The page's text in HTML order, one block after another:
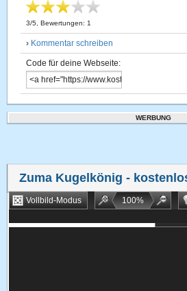
3/5 , Bewertungen: 1
› Kommentar schreiben
Code für deine Webseite:
WERBUNG
Zuma Kugelkönig -
Vollbild-Modus 100%